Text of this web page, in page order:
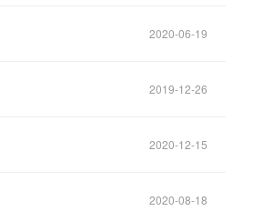
2020-06-19
2019-12-26
2020-12-15
2020-08-18